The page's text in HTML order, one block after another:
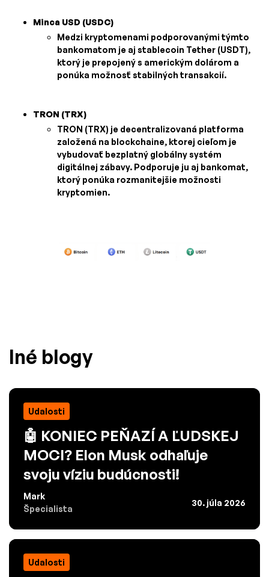
Minca USD (USDC)
Medzi kryptomenami podporovanými týmto
bankomatom je aj stablecoin Tether (USDT),
ktorý je prepojený s americkým dolárom a
ponúka možnosť stabilných transakcií.
TRON (TRX)
TRON (TRX) je decentralizovaná platforma
založená na blockchaine, ktorej cieľom je
vybudovať bezplatný globálny systém
digitálnej zábavy. Podporuje ju aj bankomat,
ktorý ponúka rozmanitejšie možnosti
kryptomien.
Iné blogy
Udalosti
🤖 KONIEC PEŇAZÍ A ĽUDSKEJ
MOCI? Elon Musk odhaľuje
svoju víziu budúcnosti!
Mark
Špecialista
30. júla 2026
Udalosti